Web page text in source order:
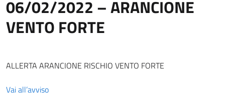
06/02/2022 – ARANCIONE
VENTO FORTE
ALLERTA ARANCIONE RISCHIO VENTO FORTE
Vai all’avviso